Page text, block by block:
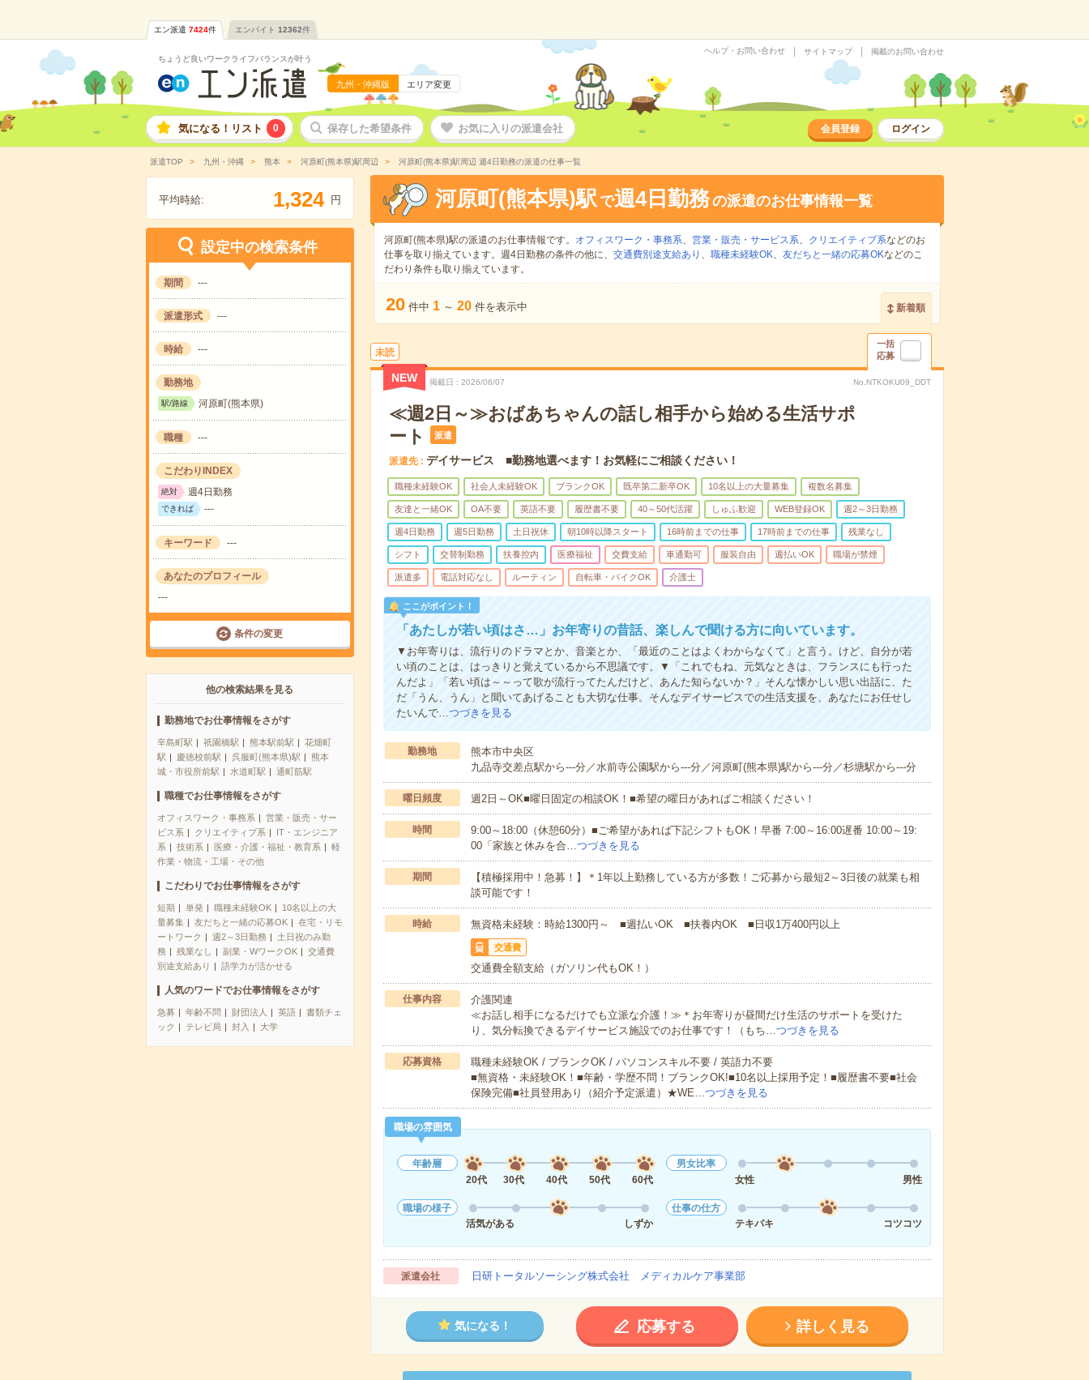
エン派遣 7424件 エンバイト 12362件
ちょうど良いワークライフバランスが叶う
九州・沖縄版 エリア変更
ヘルプ・お問い合わせ サイトマップ 掲載のお問い合わせ
気になる！リスト 0 保存した希望条件 お気に入りの派遣会社 会員登録 ログイン
派遣TOP 九州・沖縄 熊本 河原町(熊本県)駅周辺 河原町(熊本県)駅周辺 週4日勤務の派遣の仕事一覧
平均時給: 1,324 円
設定中の検索条件
期間 ---
派遣形式 ---
時給 ---
勤務地
駅/路線 河原町(熊本県)
職種 ---
こだわりINDEX
絶対 週4日勤務
できれば ---
キーワード ---
あなたのプロフィール
---
条件の変更
他の検索結果を見る
勤務地でお仕事情報をさがす
辛島町駅 祇園橋駅 熊本駅前駅
花畑町
駅
慶徳校前駅 呉服町(熊本県)駅
熊本
城・市役所前駅
水道町駅 通町筋駅
職種でお仕事情報をさがす
オフィスワーク・事務系
営業・販売・サー
ビス系
クリエイティブ系
IT・エンジニア
系
技術系 医療・介護・福祉・教育系
軽
作業・物流・工場・その他
こだわりでお仕事情報をさがす
短期 単発 職種未経験OK
10名以上の大
量募集
友だちと一緒の応募OK
在宅・リモ
ートワーク
週2～3日勤務
土日祝のみ勤
務
残業なし 副業・WワークOK
交通費
別途支給あり
語学力が活かせる
人気のワードでお仕事情報をさがす
急募 年齢不問 財団法人 英語
書類チェ
ック
テレビ局 封入 大学
河原町(熊本県)駅 で週4日勤務の派遣のお仕事情報一覧
河原町(熊本県)駅の派遣のお仕事情報です。 オフィスワーク・事務系、 営業・販売・サービス系、 クリエイティブ系などのお
仕事を取り揃えています。週4日勤務の条件の他に、 交通費別途支給あり 、 職種未経験OK、 友だちと一緒の応募OKなどのこ
だわり条件も取り揃えています。
20 件中 1 ～ 20 件を表示中 新着順
未読
一括
応募
NEW 掲載日 2026/08/07 No.NTKOKU09_DDT
≪週2日～≫おばあちゃんの話し相手から始める生活サポ
ート
派遣
派遣先 デイサービス ■勤務地選べます！お気軽にご相談ください！
職種未経験OK 社会人未経験OK ブランクOK 既卒第二新卒OK 10名以上の大量募集 複数名募集
友達と一緒OK OA不要 英語不要 履歴書不要 40～50代活躍 しゅふ歓迎 WEB登録OK 週2～3日勤務
週4日勤務 週5日勤務 土日祝休 朝10時以降スタート 16時前までの仕事 17時前までの仕事 残業なし
シフト 交替制勤務 扶養控内 医療福祉 交費支給 車通勤可 服装自由 週払いOK 職場が禁煙
派遣多 電話対応なし ルーティン 自転車・バイクOK 介護士
ここがポイント！
「あたしが若い頃はさ…」お年寄りの昔話、楽しんで聞ける方に向いています。
▼お年寄りは、流行りのドラマとか、音楽とか、「最近のことはよくわからなくて」と言う。けど、自分が若
い頃のことは、はっきりと覚えているから不思議です。▼「これでもね、元気なときは、フランスにも行った
んだよ」「若い頃は～～って歌が流行ってたんだけど、あんた知らないか？」そんな懐かしい思い出話に、た
だ「うん、うん」と聞いてあげることも大切な仕事。そんなデイサービスでの生活支援を、あなたにお任せし
たいんで…つづきを見る
勤務地
熊本市中央区
九品寺交差点駅から---分／水前寺公園駅から---分／河原町(熊本県)駅から---分／杉塘駅から---分
曜日頻度 週2日～OK■曜日固定の相談OK！■希望の曜日があればご相談ください！
時間
9:00～18:00（休憩60分）■ご希望があれば下記シフトもOK！早番 7:00～16:00遅番 10:00～19:
00「家族と休みを合…つづきを見る
期間
【積極採用中！急募！】＊1年以上勤務している方が多数！ご応募から最短2～3日後の就業も相
談可能です！
時給 無資格未経験：時給1300円～ ■週払いOK ■扶養内OK ■日収1万400円以上
交通費
交通費全額支給（ガソリン代もOK！）
仕事内容
介護関連
≪お話し相手になるだけでも立派な介護！≫＊お年寄りが昼間だけ生活のサポートを受けた
り、気分転換できるデイサービス施設でのお仕事です！（もち…つづきを見る
応募資格
職種未経験OK / ブランクOK / パソコンスキル不要 / 英語力不要
■無資格・未経験OK！■年齢・学歴不問！ブランクOK!■10名以上採用予定！■履歴書不要■社会
保険完備■社員登用あり（紹介予定派遣）★WE…つづきを見る
職場の雰囲気
年齢層
20代
30代 40代 50代 60代
男女比率
女性
男性
職場の様子
活気がある
しずか
仕事の仕方
テキパキ
コツコツ
派遣会社 日研トータルソーシング株式会社 メディカルケア事業部
気になる！ 応募する 詳しく見る